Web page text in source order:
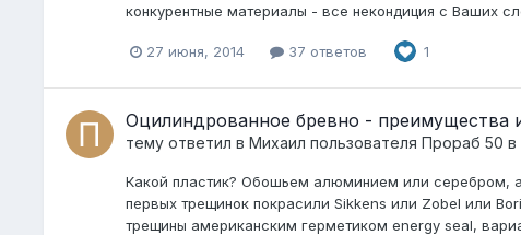
конкурентные материалы - все некондиция с Ваших
27 июня, 2014 37 ответов 1
Оцилиндрованное бревно - преимущества
тему ответил в Михаил пользователя Прораб 50 в
Какой пластик? Обошьем алюминием или серебром,
первых трещинок покрасили Sikkens или Zobel или
трещины американским герметиком energy seal,